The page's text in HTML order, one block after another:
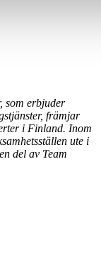
som erbjuder
främjar
i Finland. Inom
ute i
del av Team